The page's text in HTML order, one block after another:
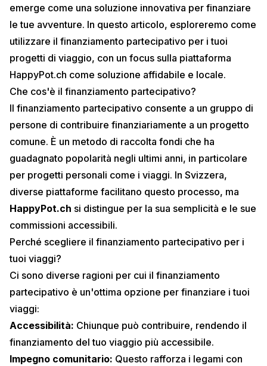
emerge come una soluzione innovativa per finanziare
le tue avventure. In questo articolo, esploreremo come
utilizzare il finanziamento partecipativo per i tuoi
progetti di viaggio, con un focus sulla piattaforma
HappyPot.ch come soluzione affidabile e locale.
Che cos'è il finanziamento partecipativo?
Il finanziamento partecipativo consente a un gruppo di
persone di contribuire finanziariamente a un progetto
comune. È un metodo di raccolta fondi che ha
guadagnato popolarità negli ultimi anni, in particolare
per progetti personali come i viaggi. In Svizzera,
diverse piattaforme facilitano questo processo, ma
HappyPot.ch si distingue per la sua semplicità e le sue
commissioni accessibili.
Perché scegliere il finanziamento partecipativo per i
tuoi viaggi?
Ci sono diverse ragioni per cui il finanziamento
partecipativo è un'ottima opzione per finanziare i tuoi
viaggi:
Accessibilità: Chiunque può contribuire, rendendo il
finanziamento del tuo viaggio più accessibile.
Impegno comunitario: Questo rafforza i legami con